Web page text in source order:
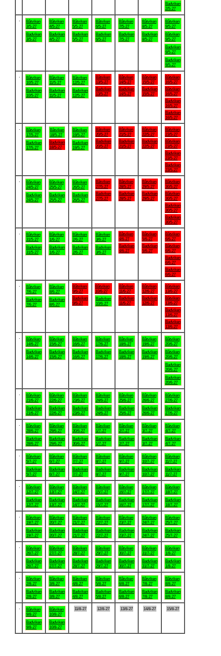
Badviken
2/5-27
Båtviken
3/5-27
Badviken
3/5-27
Båtviken
4/5-27
Badviken
4/5-27
Båtviken
5/5-27
Badviken
5/5-27
Båtviken
6/5-27
Badviken
6/5-27
Båtviken
7/5-27
Badviken
7/5-27
Båtviken
8/5-27
Badviken
8/5-27
Båtviken
9/5-27
Båtviken
9/5-27
Badviken
9/5-27
Badviken
9/5-27
Båtviken
10/5-27
Badviken
10/5-27
Båtviken
11/5-27
Badviken
11/5-27
Båtviken
12/5-27
Badviken
12/5-27
Båtviken
13/5-27
Badviken
13/5-27
Båtviken
14/5-27
Badviken
14/5-27
Båtviken
15/5-27
Badviken
15/5-27
Båtviken
16/5-27
Båtviken
16/5-27
Badviken
16/5-27
Badviken
16/5-27
Båtviken
17/5-27
Badviken
17/5-27
Båtviken
18/5-27
Badviken
18/5-27
Båtviken
19/5-27
Badviken
19/5-27
Båtviken
20/5-27
Badviken
20/5-27
Båtviken
21/5-27
Badviken
21/5-27
Båtviken
22/5-27
Badviken
22/5-27
Båtviken
23/5-27
Båtviken
23/5-27
Badviken
23/5-27
Badviken
23/5-27
Båtviken
24/5-27
Badviken
24/5-27
Båtviken
25/5-27
Badviken
25/5-27
Båtviken
26/5-27
Badviken
26/5-27
Båtviken
27/5-27
Badviken
27/5-27
Båtviken
28/5-27
Badviken
28/5-27
Båtviken
29/5-27
Badviken
29/5-27
Båtviken
30/5-27
Båtviken
30/5-27
Badviken
30/5-27
Badviken
30/5-27
Båtviken
31/5-27
Badviken
31/5-27
Båtviken
1/6-27
Badviken
1/6-27
Båtviken
2/6-27
Badviken
2/6-27
Båtviken
3/6-27
Badviken
3/6-27
Båtviken
4/6-27
Badviken
4/6-27
Båtviken
5/6-27
Badviken
5/6-27
Båtviken
6/6-27
Båtviken
6/6-27
Badviken
6/6-27
Badviken
6/6-27
Båtviken
7/6-27
Badviken
7/6-27
Båtviken
8/6-27
Badviken
8/6-27
Båtviken
9/6-27
Badviken
9/6-27
Båtviken
10/6-27
Badviken
10/6-27
Båtviken
11/6-27
Badviken
11/6-27
Båtviken
12/6-27
Badviken
12/6-27
Båtviken
13/6-27
Båtviken
13/6-27
Badviken
13/6-27
Badviken
13/6-27
Båtviken
14/6-27
Badviken
14/6-27
Båtviken
15/6-27
Badviken
15/6-27
Båtviken
16/6-27
Badviken
16/6-27
Båtviken
17/6-27
Badviken
17/6-27
Båtviken
18/6-27
Badviken
18/6-27
Båtviken
19/6-27
Badviken
19/6-27
Båtviken
20/6-27
Båtviken
20/6-27
Badviken
20/6-27
Badviken
20/6-27
Båtviken
21/6-27
Badviken
21/6-27
Båtviken
22/6-27
Badviken
22/6-27
Båtviken
23/6-27
Badviken
23/6-27
Båtviken
24/6-27
Badviken
24/6-27
Båtviken
25/6-27
Badviken
25/6-27
Båtviken
26/6-27
Badviken
26/6-27
Båtviken
27/6-27
Badviken
27/6-27
Båtviken
28/6-27
Badviken
28/6-27
Båtviken
29/6-27
Badviken
29/6-27
Båtviken
30/6-27
Badviken
30/6-27
Båtviken
1/7-27
Badviken
1/7-27
Båtviken
2/7-27
Badviken
2/7-27
Båtviken
3/7-27
Badviken
3/7-27
Båtviken
4/7-27
Badviken
4/7-27
Båtviken
5/7-27
Badviken
5/7-27
Båtviken
6/7-27
Badviken
6/7-27
Båtviken
7/7-27
Badviken
7/7-27
Båtviken
8/7-27
Badviken
8/7-27
Båtviken
9/7-27
Badviken
9/7-27
Båtviken
10/7-27
Badviken
10/7-27
Båtviken
11/7-27
Badviken
11/7-27
Båtviken
12/7-27
Badviken
12/7-27
Båtviken
13/7-27
Badviken
13/7-27
Båtviken
14/7-27
Badviken
14/7-27
Båtviken
15/7-27
Badviken
15/7-27
Båtviken
16/7-27
Badviken
16/7-27
Båtviken
17/7-27
Badviken
17/7-27
Båtviken
18/7-27
Badviken
18/7-27
Båtviken
19/7-27
Badviken
19/7-27
Båtviken
20/7-27
Badviken
20/7-27
Båtviken
21/7-27
Badviken
21/7-27
Båtviken
22/7-27
Badviken
22/7-27
Båtviken
23/7-27
Badviken
23/7-27
Båtviken
24/7-27
Badviken
24/7-27
Båtviken
25/7-27
Badviken
25/7-27
Båtviken
26/7-27
Badviken
26/7-27
Båtviken
27/7-27
Badviken
27/7-27
Båtviken
28/7-27
Badviken
28/7-27
Båtviken
29/7-27
Badviken
29/7-27
Båtviken
30/7-27
Badviken
30/7-27
Båtviken
31/7-27
Badviken
31/7-27
Båtviken
1/8-27
Badviken
1/8-27
Båtviken
2/8-27
Badviken
2/8-27
Båtviken
3/8-27
Badviken
3/8-27
Båtviken
4/8-27
Badviken
4/8-27
Båtviken
5/8-27
Badviken
5/8-27
Båtviken
6/8-27
Badviken
6/8-27
Båtviken
7/8-27
Badviken
7/8-27
Båtviken
8/8-27
Badviken
8/8-27
Båtviken
9/8-27
Badviken
9/8-27
Båtviken
10/8-27
Badviken
10/8-27
11/8-27 12/8-27 13/8-27 14/8-27 15/8-27